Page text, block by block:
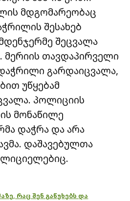
მდგომარეობაც
შესახებ
შეცვალა
მერიის თავდაპირველი
გარდაიცვალა,
უწყებამ
პოლიციის
მონაწილე
დაჭრა და არა
დაშავებულთა
რაც შენ გაწუხებს და